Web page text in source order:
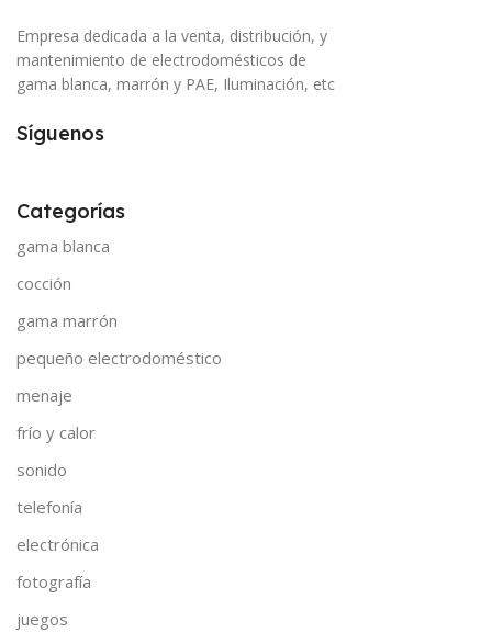
Empresa dedicada a la venta, distribución, y
mantenimiento de electrodomésticos de
gama blanca, marrón y PAE, Iluminación, etc
Síguenos
Categorías
gama blanca
cocción
gama marrón
pequeño electrodoméstico
menaje
frío y calor
sonido
telefonía
electrónica
fotografía
juegos